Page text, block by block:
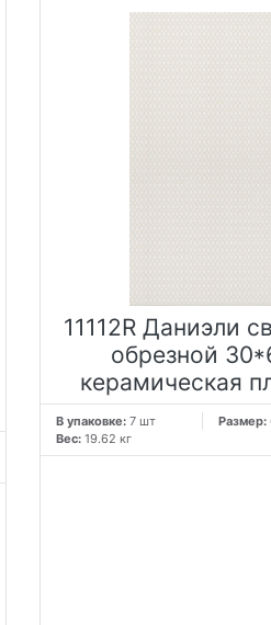
11112R Даниэли
обрезной
керамическая
В упаковке:7 шт Размер:
Вес: 19.62 кг